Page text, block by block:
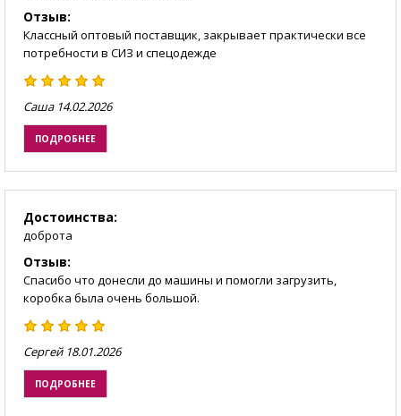
Отзыв:
Классный оптовый поставщик, закрывает практически все
потребности в СИЗ и спецодежде
Саша 14.02.2026
ПОДРОБНЕЕ
Достоинства:
доброта
Отзыв:
Спасибо что донесли до машины и помогли загрузить,
коробка была очень большой.
Сергей 18.01.2026
ПОДРОБНЕЕ